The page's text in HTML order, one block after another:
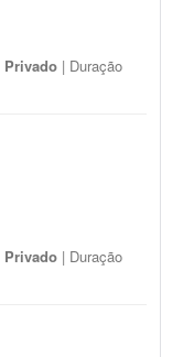
Privado | Duração
Privado | Duração